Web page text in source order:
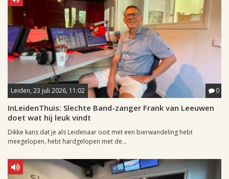
Leiden, 23 juli 2026, 11:02 0
InLeidenThuis: Slechte Band-zanger Frank van Leeuwen
doet wat hij leuk vindt
Dikke kans dat je als Leidenaar ooit met een bierwandeling hebt
meegelopen, hebt hardgelopen met de...